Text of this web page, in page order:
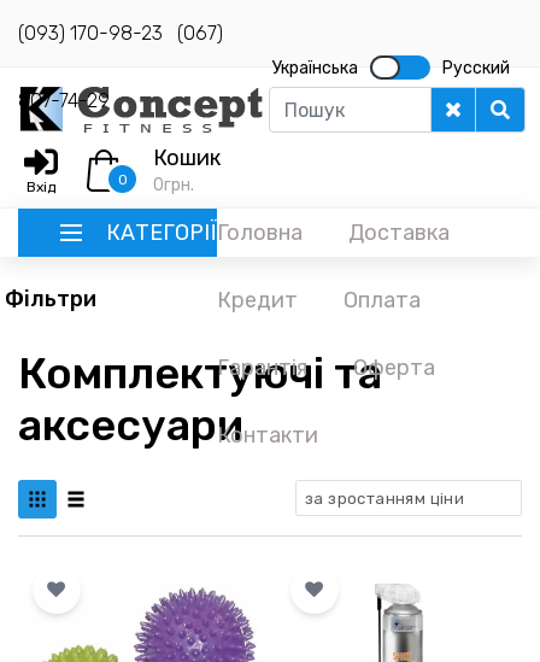
(093) 170-98-23 (067)
807-74-29
Українська Русский
Вхід 0
Кошик
0грн.
КАТЕГОРІЇГоловна Доставка
Кредит Оплата
Гарантія Оферта
Контакти
РУССКИЙ
ГОЛОВНА
ДОСТАВКА
КРЕДИТ
ГАРАНТІЯ
Фільтри
Комплектуючі та
аксесуари
за зростанням ціни